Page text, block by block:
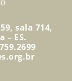
sala 714,
– ES.